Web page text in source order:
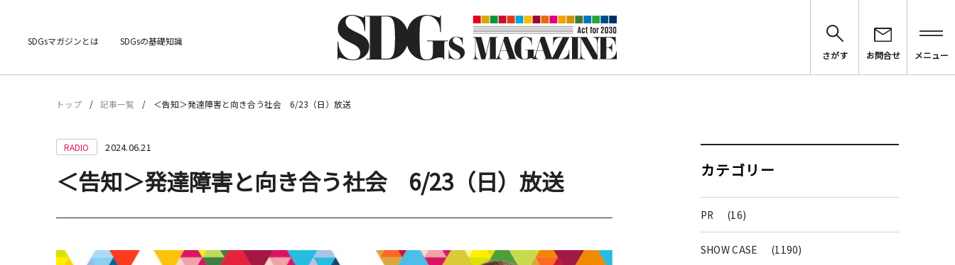
SDGsマガジンとは
SDGsの基礎知識
さがす
お問合せ メニュー
トップ 記事一覧 ＜告知＞発達障害と向き合う社会 6/23（日）放送
RADIO 2024.06.21
＜告知＞発達障害と向き合う社会 6/23（日）放送 カテゴリー
PR (16)
SHOW CASE (1190)